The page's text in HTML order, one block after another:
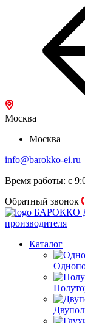
Москва
Москва
info@barokko-ei.ru
Время работы: с
Обратный звонок
БАРОККО
производителя
Каталог